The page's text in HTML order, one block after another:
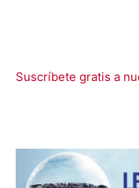
Suscríbete gratis a